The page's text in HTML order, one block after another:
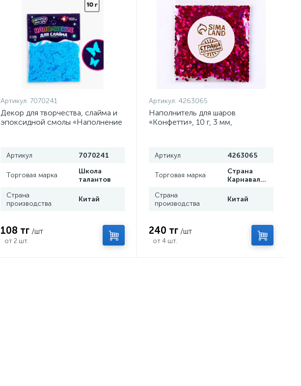
Артикул: 7070241
Декор для творчества, слайма и
эпоксидной смолы «Наполнение
Артикул 7070241
Торговая марка
Школа
талантов
Страна
производства
Китай
108 тг /шт
от 2 шт.
Артикул: 4263065
Наполнитель для шаров
«Конфетти», 10 г, 3 мм,
Артикул 4263065
Торговая марка
Страна
Карнавалия
Страна
производства
Китай
240 тг /шт
от 4 шт.